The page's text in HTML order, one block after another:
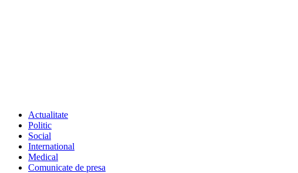
Actualitate
Politic
Social
International
Medical
Comunicate de presa